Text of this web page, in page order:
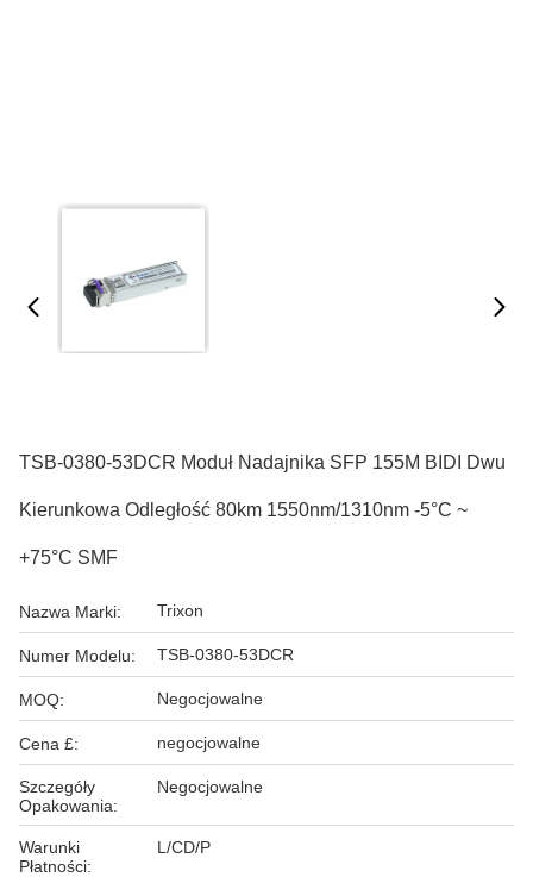
TSB-0380-53DCR Moduł Nadajnika SFP 155M BIDI Dwu
Kierunkowa Odległość 80km 1550nm/1310nm -5°C ~
+75°C SMF
Nazwa Marki: Trixon
Numer Modelu: TSB-0380-53DCR
MOQ: Negocjowalne
Cena £: negocjowalne
Szczegóły
Opakowania:
Negocjowalne
Warunki
Płatności:
L/CD/P